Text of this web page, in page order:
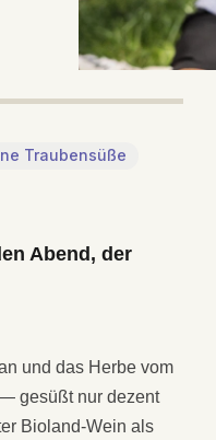
Traubensüße
Abend, der
und das Herbe vom
gesüßt nur dezent
Bioland-Wein als